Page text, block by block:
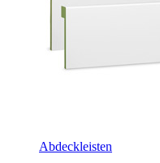
Abdeckleisten